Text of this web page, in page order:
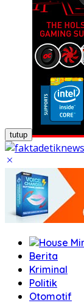
tutup
Berita
Kriminal
Politik
Otomotif